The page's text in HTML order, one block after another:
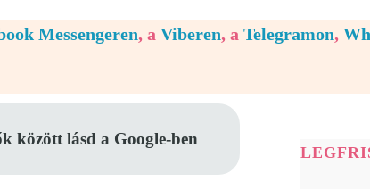
Messengeren, a Viberen, a Telegramon,
között lásd a Google-ben